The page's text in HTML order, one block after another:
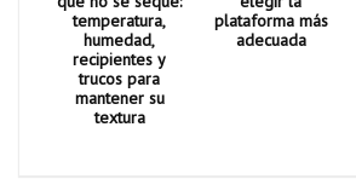
temperatura,
humedad,
recipientes y
trucos para
mantener su
textura
plataforma más
adecuada